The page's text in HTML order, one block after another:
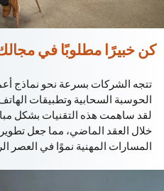
كن خبيرًا مطلوبًا في
تتجه الشركات بسرعة نحو نماذج
الحوسبة السحابية وتطبيقات
لقد ساهمت هذه التقنيات بشكل
خلال العقد الماضي، مما جعل
المسارات المهنية نموًا في العصر